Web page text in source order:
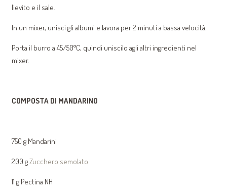
lievito e il sale.
In un mixer, unisci gli albumi e lavora per 2 minuti a bassa velocità.
Porta il burro a 45/50°C, quindi uniscilo agli altri ingredienti nel
mixer.
COMPOSTA DI MANDARINO
750 g Mandarini
200 gZucchero semolato
11 g Pectina NH